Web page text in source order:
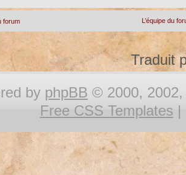
forum L’équipe du
Traduit
by phpBB © 2000, 2002,
Free CSS Templates |